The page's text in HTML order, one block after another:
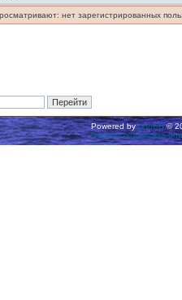
нет зарегистрированных
Powered byphpBB©
Русская поддержка